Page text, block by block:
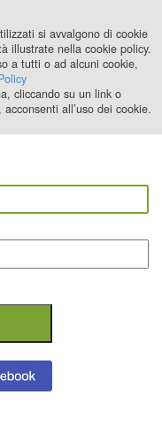
2024
si avvalgono di cookie
illustrate nella cookie policy.
a tutti o ad alcuni cookie,
cliccando su un link o
all’uso dei cookie.